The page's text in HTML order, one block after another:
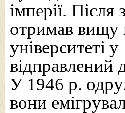
імперії.
отримав вищу
університеті
відправлений
У 1946 р.
вони